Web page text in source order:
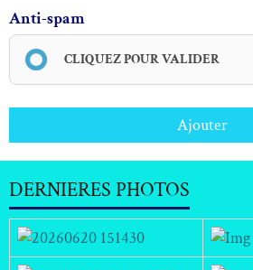
Anti-spam
CLIQUEZ POUR VALIDER
Ajouter
DERNIERES PHOTOS